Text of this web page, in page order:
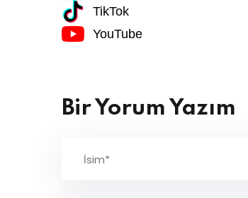
TikTok
YouTube
Bir Yorum Yazım